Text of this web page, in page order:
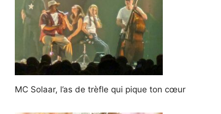
MC Solaar, l’as de trèfle qui pique ton cœur